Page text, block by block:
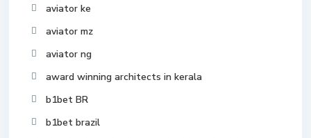
aviator ke
aviator mz
aviator ng
award winning architects in kerala
b1bet BR
b1bet brazil